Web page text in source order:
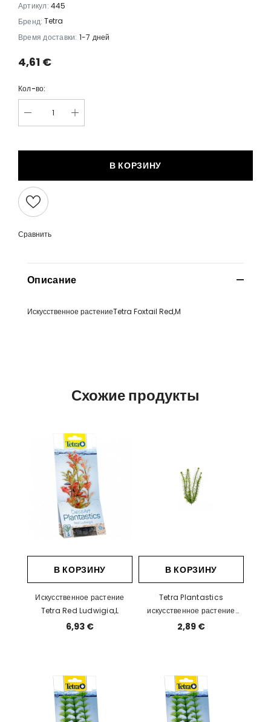
Артикул: 445
Бренд: Tetra
Время доставки: 1-7 дней
4,61 €
Кол-во:
В КОРЗИНУ
Сравнить
Описание
Искусственное растениеTetra Foxtail Red,M
Схожие продукты
В КОРЗИНУ
Искусственное растение
Tetra Red Ludwigia,L
6,93 €
В КОРЗИНУ
Tetra Plantastics
искусственное растение
Anacharis S - 15sм
2,89 €